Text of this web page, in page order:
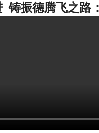
铸振德腾飞之路：